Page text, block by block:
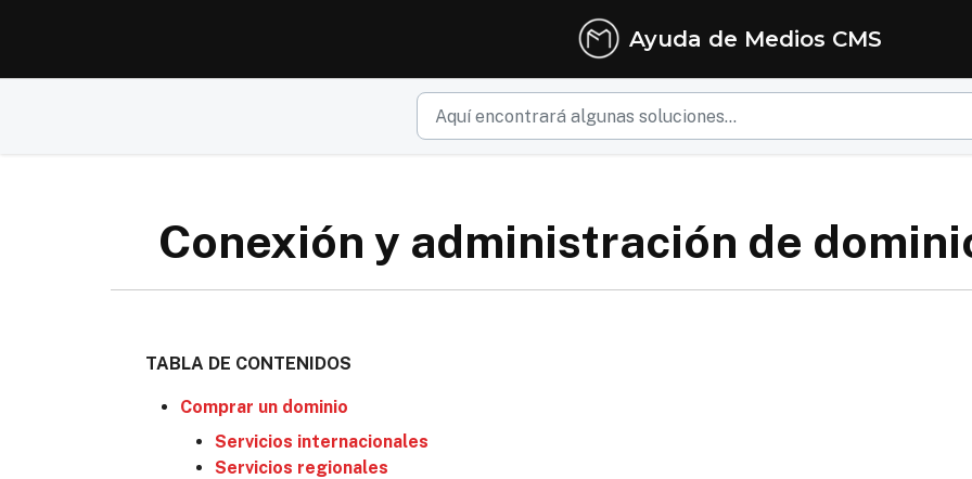
Ayuda de Medios CMS
Conexión y administración de
TABLA DE CONTENIDOS
Comprar un dominio
Servicios internacionales
Servicios regionales